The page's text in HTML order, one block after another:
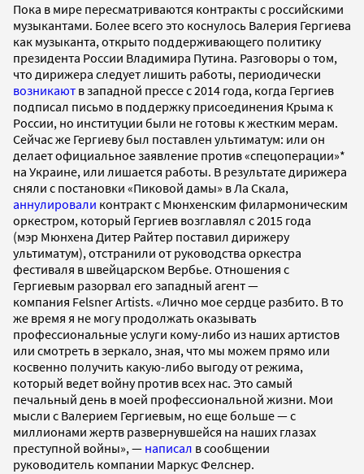
Пока в мире пересматриваются контракты с российскими
музыкантами. Более всего это коснулось Валерия Гергиева
как музыканта, открыто поддерживающего политику
президента России Владимира Путина. Разговоры о том,
что дирижера следует лишить работы, периодически
возникают в западной прессе с 2014 года, когда Гергиев
подписал письмо в поддержку присоединения Крыма к
России, но институции были не готовы к жестким мерам.
Сейчас же Гергиеву был поставлен ультиматум: или он
делает официальное заявление против «спецоперации»*
на Украине, или лишается работы. В результате дирижера
сняли с постановки «Пиковой дамы» в Ла Скала,
аннулировали контракт с Мюнхенским филармоническим
оркестром, который Гергиев возглавлял с 2015 года
(мэр Мюнхена Дитер Райтер поставил дирижеру
ультиматум), отстранили от руководства оркестра
фестиваля в швейцарском Вербье. Отношения с
Гергиевым разорвал его западный агент —
компания Felsner Artists. «Лично мое сердце разбито. В то
же время я не могу продолжать оказывать
профессиональные услуги кому-либо из наших артистов
или смотреть в зеркало, зная, что мы можем прямо или
косвенно получить какую-либо выгоду от режима,
который ведет войну против всех нас. Это самый
печальный день в моей профессиональной жизни. Мои
мысли с Валерием Гергиевым, но еще больше — с
миллионами жертв развернувшейся на наших глазах
преступной войны», — написал в сообщении
руководитель компании Маркус Фелснер.